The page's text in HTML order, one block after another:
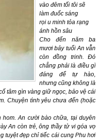
vào đêm tối tôi sẽ
làm đuốc sáng
rọi u minh tỏa rạng
ánh hồn sâu
Cho đến năm ba
mươi bảy tuổi An vẫn
còn đồng trinh. Đó
chẳng phải là điều gì
đáng để tự hào,
nhưng cũng không là
tâm gìn vàng giữ ngọc, bảo vệ cái
Chuyện tình yêu chưa đến (hoặc
An cười bào chữa, tại duyên
An còn trẻ, ông thầy tử vi góa vợ
tuyệt đẹp chỉ tiếc cái cung Phu hơi